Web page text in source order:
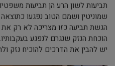
תביעות לשון הרע הן תביעות
שמוניטין ושמם הטוב נפגעו
הגשת תביעה כזו מצריכה לא רק
הוכחת הנזק שנגרם לנפגע
יש להבין את הדרכים להוכיח נזק